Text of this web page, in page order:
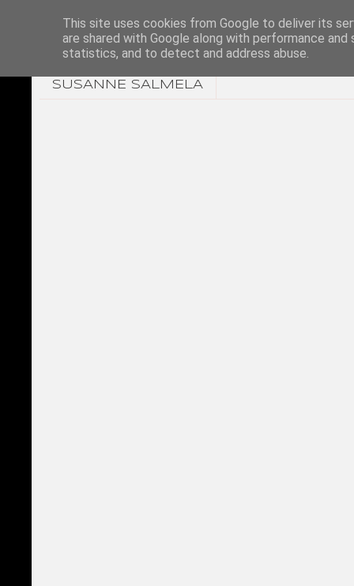
SUSANNE SALMELA
This site uses cookies from Google to deliver its
are shared with Google along with performance
statistics, and to detect and address abuse.